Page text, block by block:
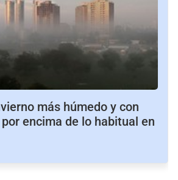
más húmedo y con
encima de lo habitual en